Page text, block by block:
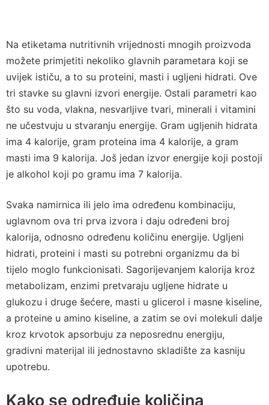
Na etiketama nutritivnih vrijednosti mnogih proizvoda
možete primjetiti nekoliko glavnih parametara koji se
uvijek ističu, a to su proteini, masti i ugljeni hidrati. Ove
tri stavke su glavni izvori energije. Ostali parametri kao
što su voda, vlakna, nesvarljive tvari, minerali i vitamini
ne učestvuju u stvaranju energije. Gram ugljenih hidrata
ima 4 kalorije, gram proteina ima 4 kalorije, a gram
masti ima 9 kalorija. Još jedan izvor energije koji postoji
je alkohol koji po gramu ima 7 kalorija.
Svaka namirnica ili jelo ima određenu kombinaciju,
uglavnom ova tri prva izvora i daju određeni broj
kalorija, odnosno određenu količinu energije. Ugljeni
hidrati, proteini i masti su potrebni organizmu da bi
tijelo moglo funkcionisati. Sagorijevanjem kalorija kroz
metabolizam, enzimi pretvaraju ugljene hidrate u
glukozu i druge šećere, masti u glicerol i masne kiseline,
a proteine u amino kiseline, a zatim se ovi molekuli dalje
kroz krvotok apsorbuju za neposrednu energiju,
gradivni materijal ili jednostavno skladište za kasniju
upotrebu.
Kako se određuje količina